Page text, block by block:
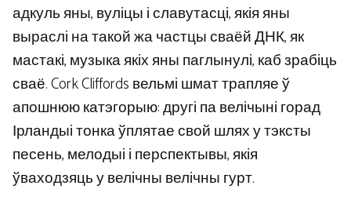
адкуль яны, вуліцы і славутасці, якія яны
выраслі на такой жа частцы сваёй ДНК, як
мастакі, музыка якіх яны паглынулі, каб зрабіць
сваё. Cork Cliffords вельмі шмат трапляе ў
апошнюю катэгорыю: другі па велічыні горад
Ірландыі тонка ўплятае свой шлях у тэксты
песень, мелодыі і перспектывы, якія
ўваходзяць у велічны велічны гурт.